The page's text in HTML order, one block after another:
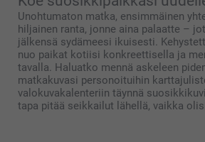
Unohtumaton matka, ensimmäinen
hiljainen ranta, jonne aina palaatte –
jälkensä sydämeesi ikuisesti.
nuo paikat kotiisi konkreettisella ja
tavalla. Haluatko mennä askeleen
matkakuvasi personoituihin
valokuvakalenteriin täynnä
tapa pitää seikkailut lähellä, vaikka